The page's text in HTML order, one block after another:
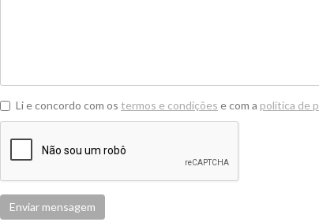
Li e concordo com os termos e condições e com a política de
Enviar mensagem